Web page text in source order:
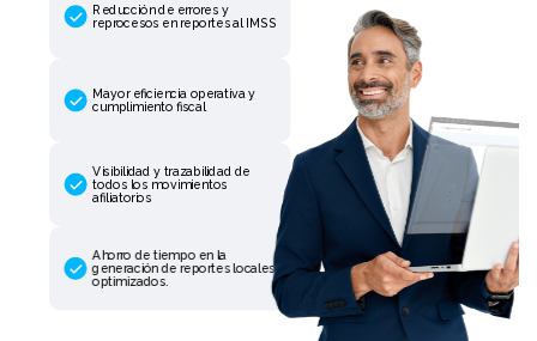
Reducción de errores y
reprocesos en reportes al IMSS
Mayor eficiencia operativa y
cumplimiento fiscal
Visibilidad y trazabilidad de
todos los movimientos
afiliatorios
Ahorro de tiempo en la
generación de reportes locales
optimizados.